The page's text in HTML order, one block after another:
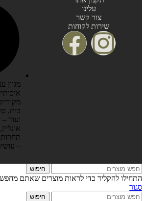
עלינו
צור קשר
שירות לקוחות
מגוון
בית,
ועוד
–
חיפוש
התחילו להקליד כדי לראות מוצרים שאתם
סגור
חיפוש